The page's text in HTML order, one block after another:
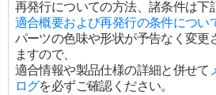
再発行についての方法、諸条件は下
適合概要および再発行の条件につい
パーツの色味や形状が予告なく変更
ますので、
適合情報や製品仕様の詳細と併せて
ログを必ずご確認ください。